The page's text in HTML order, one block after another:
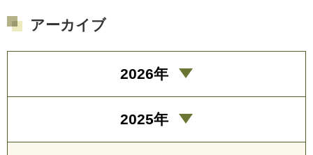
アーカイブ
2026年
2025年